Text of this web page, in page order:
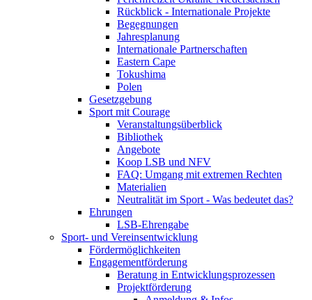
Rückblick - Internationale Projekte
Begegnungen
Jahresplanung
Internationale Partnerschaften
Eastern Cape
Tokushima
Polen
Gesetzgebung
Sport mit Courage
Veranstaltungsüberblick
Bibliothek
Angebote
Koop LSB und NFV
FAQ: Umgang mit extremen Rechten
Materialien
Neutralität im Sport - Was bedeutet das?
Ehrungen
LSB-Ehrengabe
Sport- und Vereinsentwicklung
Fördermöglichkeiten
Engagementförderung
Beratung in Entwicklungsprozessen
Projektförderung